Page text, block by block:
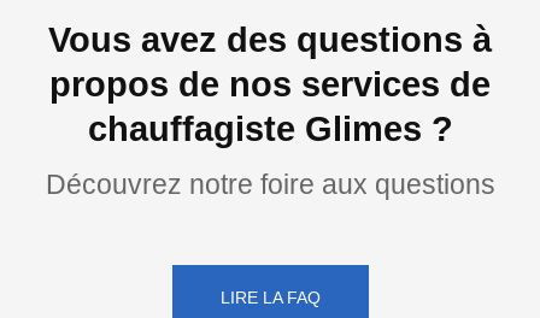
Vous avez des questions à
propos de nos services de
chauffagiste Glimes ?
Découvrez notre foire aux questions
LIRE LA FAQ